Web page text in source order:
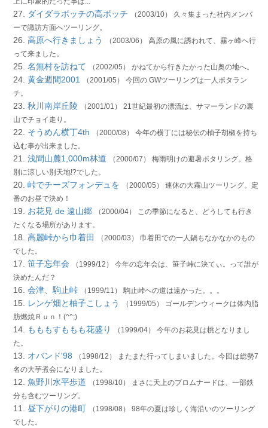
27. ダイダラボッチの高ボッチ
（2003/10） 久々集まった社内メンバ
ーで諏訪方面へツーリング。
26. 高原へ行きましょう
（2003/06） 高原の風に誘われて、霧ヶ峰へ行
って来ました。
25. 名無村を訪ねて （2002/05） かねてから行きたかった山奥の地へ。
24. 黄金週間2001
（2001/05） 今回の GWツーリングは一人ポタラン
チ。
23. 秋川南岸丘陵
（2001/01） 21世紀最初の漂流は、サマーランドの裏
山でチョイ走り。
22. そうめん横丁4th
（2000/08） 今年の横丁には秘伝の柚子胡椒を持ち
込む事が出来ました。
21. 浅間山麓1,000m林道
（2000/07） 梅雨明けの避暑ポタリング。格
別に涼しい別天地!?でした。
20. 峠でチーズフォンデュを
（2000/05） 連休の大霧山ツーリング。定
番のお昼で決め！
19. お花見 de 遠山郷
（2000/04） この季節になると、どうしても行き
たくなる場所があります。
18. 高麗峠から巾着田
（2000/03） 巾着田での一人鍋もなかなかのもの
でした。
17. 笹子忘年会
（1999/12） 今年の忘年会は、笹子峠に決てぃ。って誰が
決めたんだ？
16. 会津、駒止峠 （1999/11） 駒止峠への道は遠かった。。。
15. レンゲ畑と柚子こしょう
（1999/05） ゴールデンウィークは体内脂
肪燃焼Ｒｕｎ！(^^;)
14. もももすももも花盛り
（1999/04） 今年のお花見は桃となりまし
た。
13. オバンド'98
（1998/12） またまた行ってしまいました。今回は総勢7
名の大芋煮会になりました。
12. 魚野川水平歩道
（1998/10） まさに天上のプロムナードは、一部鉄
分も含むツーリング。
11. 昼下がりの港町
（1998/08） 98年の夏は珍しく海沿いのツーリング
でした。